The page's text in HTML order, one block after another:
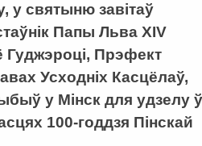
у святыню завітаў
Папы Льва XIV
Прэфект
Усходніх Касцёлаў,
у Мінск для удзелу ў
100-годдзя Пінскай